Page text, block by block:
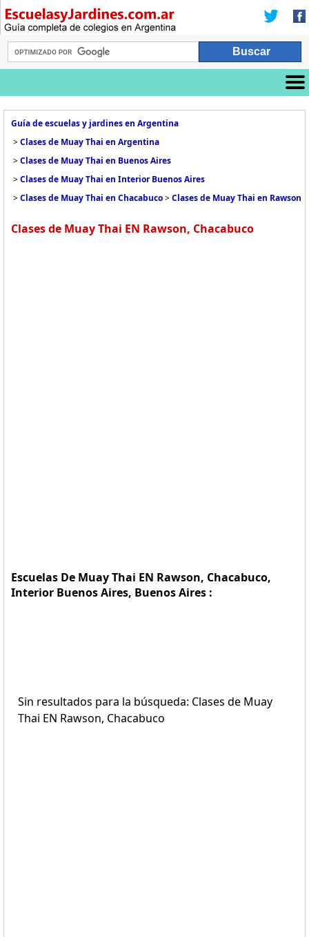
Guía de escuelas y jardines en Argentina
>Clases de Muay Thai en Argentina
>Clases de Muay Thai en Buenos Aires
>Clases de Muay Thai en Interior Buenos Aires
>Clases de Muay Thai en Chacabuco>Clases de Muay Thai en Rawson
Clases de Muay Thai EN Rawson, Chacabuco
Escuelas De Muay Thai EN Rawson, Chacabuco,
Interior Buenos Aires, Buenos Aires :
Sin resultados para la búsqueda: Clases de Muay
Thai EN Rawson, Chacabuco